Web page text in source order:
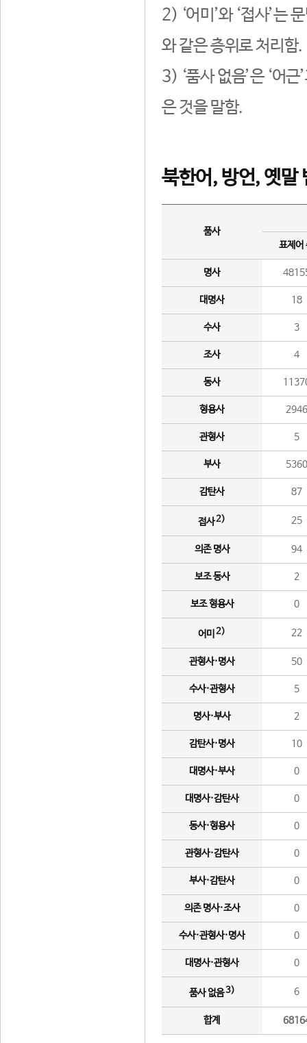
2) ‘어미’와 ‘접사’는
와 같은 층위로 처리함.
3) ‘품사 없음’은 ‘어
은 것을 말함.
북한어, 방언, 옛말
품사
표제어
명사
대명사 18
수사 3
조사 4
동사
형용사 2946
관형사 5
부사 5360
감탄사 87
접사2) 25
의존 명사 94
보조 동사 2
보조 형용사 0
어미 2) 22
관형사·명사 50
수사·관형사 5
명사·부사 2
감탄사·명사 10
대명사·부사 0
대명사·감탄사 0
동사·형용사 0
관형사·감탄사 0
부사·감탄사 0
의존 명사·조사 0
수사·관형사·명사 0
대명사·관형사 0
품사 없음3) 6
합계